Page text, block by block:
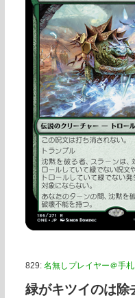
829: 名無しプレイヤー＠手
緑がキツイのは除